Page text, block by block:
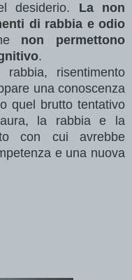
desiderio. La non
di rabbia e odio
non permettono
.
risentimento
una conoscenza
quel brutto tentativo
la rabbia e la
con cui avrebbe
e una nuova